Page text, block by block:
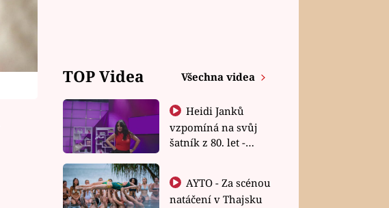
TOP Videa Všechna videa
Heidi Janků
vzpomíná na svůj
šatník z 80. let -
natáčení v Thajsku